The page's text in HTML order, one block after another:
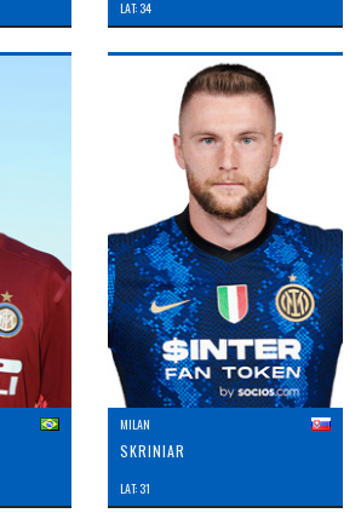
LAT: 34
MILAN
SKRINIAR
LAT: 31